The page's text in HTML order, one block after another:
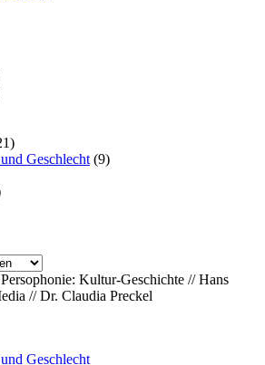
Geschlecht (9)
Kultur-Geschichte // Hans
// Dr. Claudia Preckel
Geschlecht